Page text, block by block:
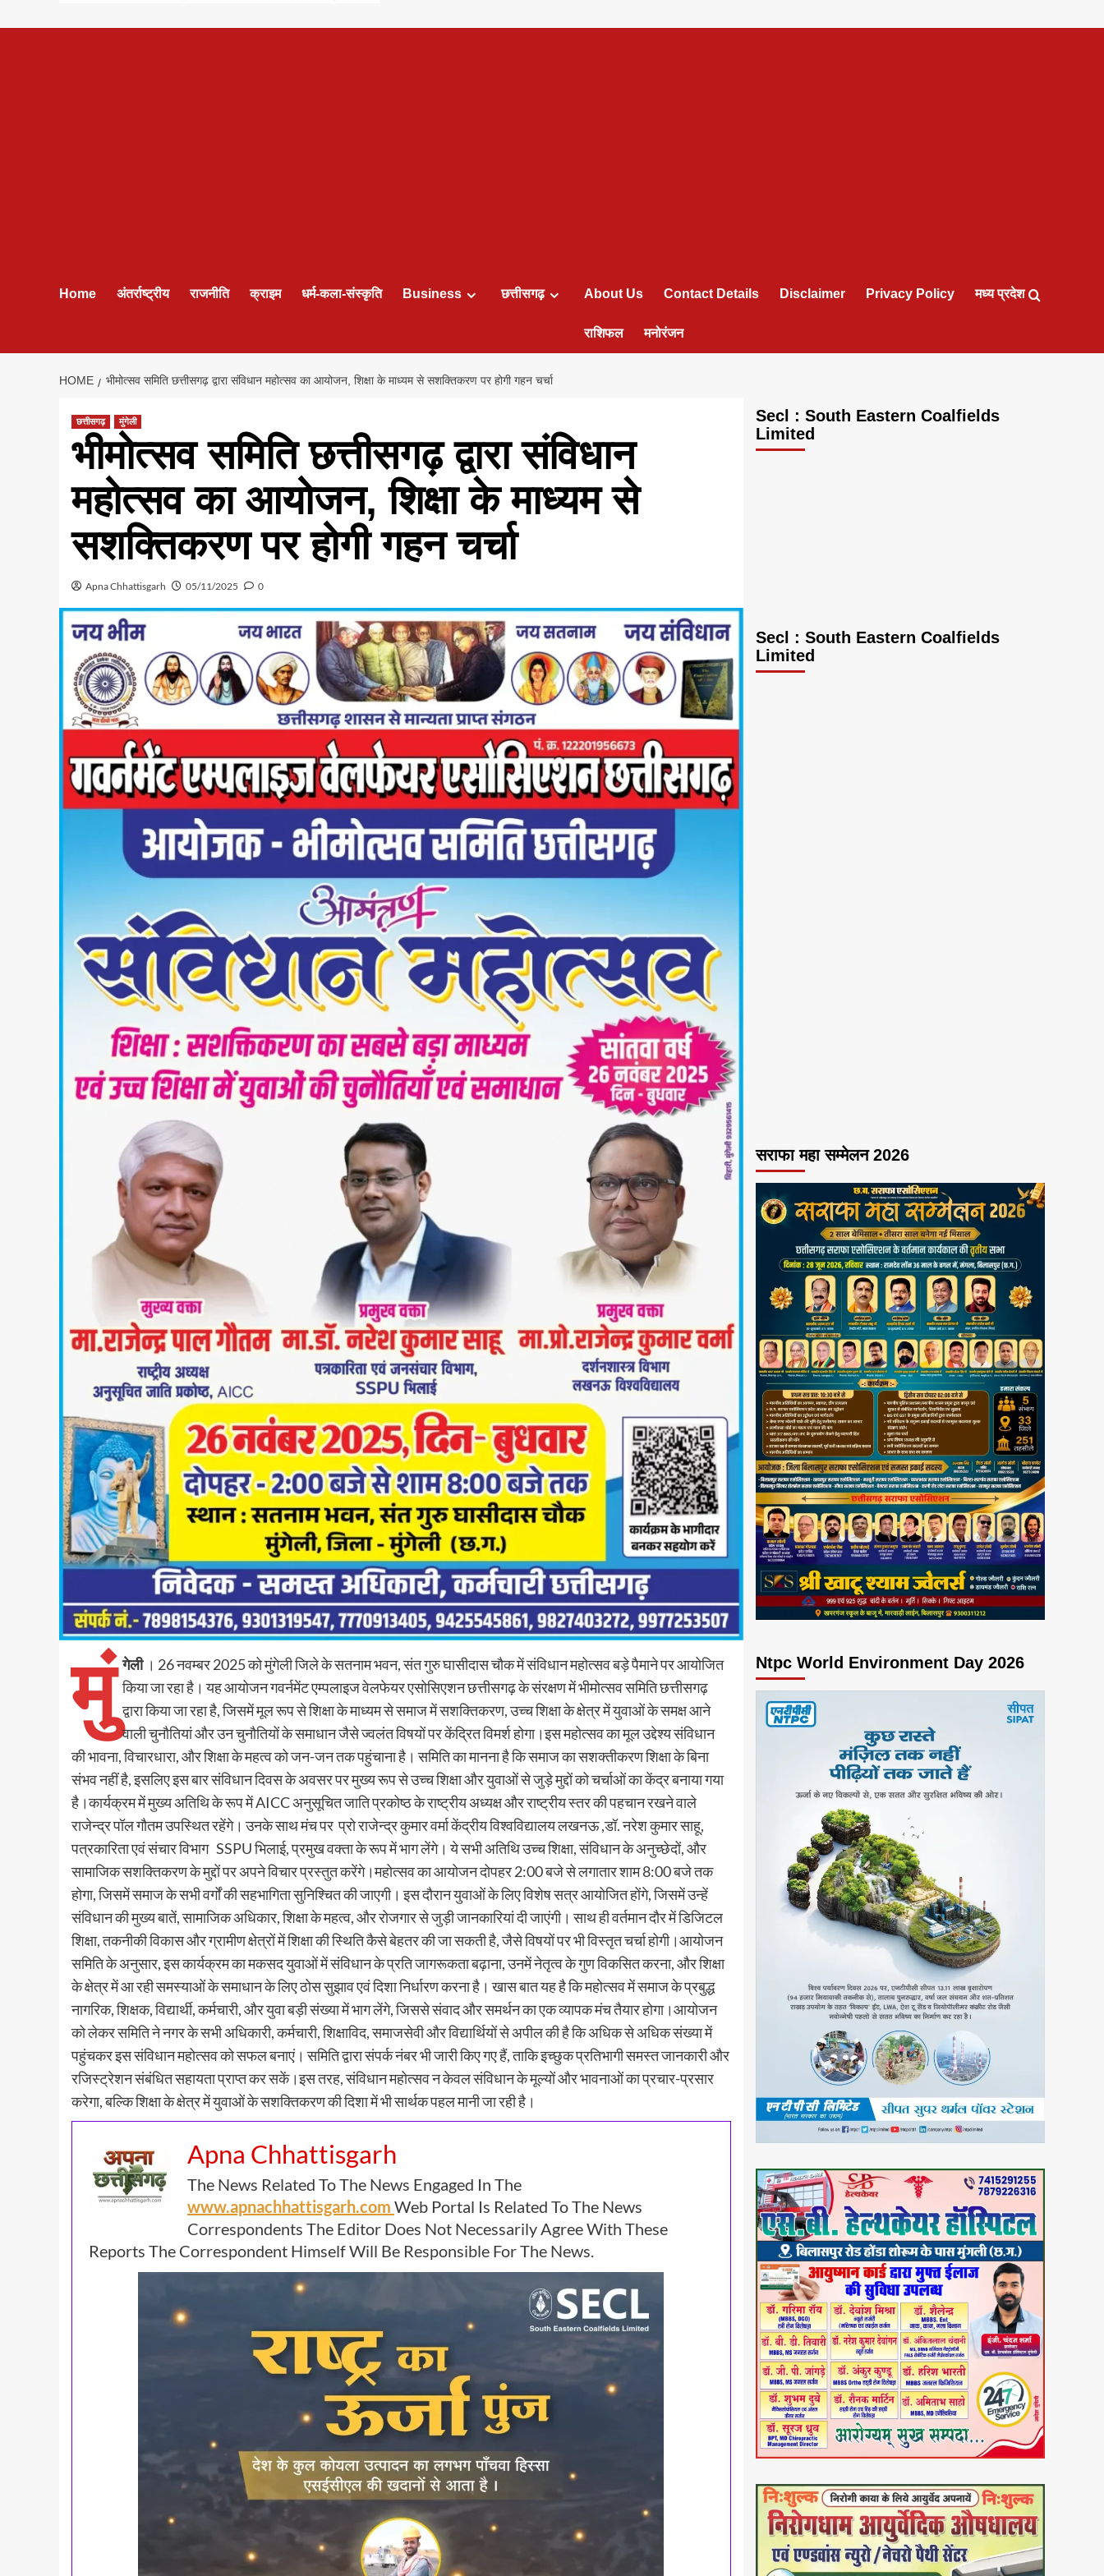
Home अंतर्राष्ट्रीय राजनीति क्राइम धर्म-कला-संस्कृति Business छत्तीसगढ़ About Us Contact Details Disclaimer Privacy Policy मध्य प्रदेश
राशिफल मनोरंजन
HOME भीमोत्सव समिति छत्तीसगढ़ द्वारा संविधान महोत्सव का आयोजन, शिक्षा के माध्यम से सशक्तिकरण पर होगी गहन चर्चा
छत्तीसगढ़ मुंगेली
भीमोत्सव समिति छत्तीसगढ़ द्वारा संविधान
महोत्सव का आयोजन, शिक्षा के माध्यम से
सशक्तिकरण पर होगी गहन चर्चा
Apna Chhattisgarh 05/11/2025 0
मुं गेली। 26 नवम्बर 2025 को मुंगेली जिले के सतनाम भवन, संत गुरु घासीदास चौक में संविधान महोत्सव बड़े पैमाने पर आयोजित
किया जा रहा है। यह आयोजन गवर्नमेंट एम्पलाइज वेलफेयर एसोसिएशन छत्तीसगढ़ के संरक्षण में भीमोत्सव समिति छत्तीसगढ़
द्वारा किया जा रहा है, जिसमें मूल रूप से शिक्षा के माध्यम से समाज में सशक्तिकरण, उच्च शिक्षा के क्षेत्र में युवाओं के समक्ष आने
वाली चुनौतियां और उन चुनौतियों के समाधान जैसे ज्वलंत विषयों पर केंद्रित विमर्श होगा।इस महोत्सव का मूल उद्देश्य संविधान
की भावना, विचारधारा, और शिक्षा के महत्व को जन-जन तक पहुंचाना है। समिति का मानना है कि समाज का सशक्तीकरण शिक्षा के बिना
संभव नहीं है, इसलिए इस बार संविधान दिवस के अवसर पर मुख्य रूप से उच्च शिक्षा और युवाओं से जुड़े मुद्दों को चर्चाओं का केंद्र बनाया गया
है।कार्यक्रम में मुख्य अतिथि के रूप में AICC अनुसूचित जाति प्रकोष्ठ के राष्ट्रीय अध्यक्ष और राष्ट्रीय स्तर की पहचान रखने वाले
राजेन्द्र पॉल गौतम उपस्थित रहेंगे। उनके साथ मंच पर प्रो राजेन्द्र कुमार वर्मा केंद्रीय विश्वविद्यालय लखनऊ ,डॉ. नरेश कुमार साहू,
पत्रकारिता एवं संचार विभाग SSPU भिलाई, प्रमुख वक्ता के रूप में भाग लेंगे। ये सभी अतिथि उच्च शिक्षा, संविधान के अनुच्छेदों, और
सामाजिक सशक्तिकरण के मुद्दों पर अपने विचार प्रस्तुत करेंगे।महोत्सव का आयोजन दोपहर 2:00 बजे से लगातार शाम 8:00 बजे तक
होगा, जिसमें समाज के सभी वर्गों की सहभागिता सुनिश्चित की जाएगी। इस दौरान युवाओं के लिए विशेष सत्र आयोजित होंगे, जिसमें उन्हें
संविधान की मुख्य बातें, सामाजिक अधिकार, शिक्षा के महत्व, और रोजगार से जुड़ी जानकारियां दी जाएंगी। साथ ही वर्तमान दौर में डिजिटल
शिक्षा, तकनीकी विकास और ग्रामीण क्षेत्रों में शिक्षा की स्थिति कैसे बेहतर की जा सकती है, जैसे विषयों पर भी विस्तृत चर्चा होगी।आयोजन
समिति के अनुसार, इस कार्यक्रम का मकसद युवाओं में संविधान के प्रति जागरूकता बढ़ाना, उनमें नेतृत्व के गुण विकसित करना, और शिक्षा
के क्षेत्र में आ रही समस्याओं के समाधान के लिए ठोस सुझाव एवं दिशा निर्धारण करना है। खास बात यह है कि महोत्सव में समाज के प्रबुद्ध
नागरिक, शिक्षक, विद्यार्थी, कर्मचारी, और युवा बड़ी संख्या में भाग लेंगे, जिससे संवाद और समर्थन का एक व्यापक मंच तैयार होगा।आयोजन
को लेकर समिति ने नगर के सभी अधिकारी, कर्मचारी, शिक्षाविद, समाजसेवी और विद्यार्थियों से अपील की है कि अधिक से अधिक संख्या में
पहुंचकर इस संविधान महोत्सव को सफल बनाएं। समिति द्वारा संपर्क नंबर भी जारी किए गए हैं, ताकि इच्छुक प्रतिभागी समस्त जानकारी और
रजिस्ट्रेशन संबंधित सहायता प्राप्त कर सकें।इस तरह, संविधान महोत्सव न केवल संविधान के मूल्यों और भावनाओं का प्रचार-प्रसार
करेगा, बल्कि शिक्षा के क्षेत्र में युवाओं के सशक्तिकरण की दिशा में भी सार्थक पहल मानी जा रही है।
Apna Chhattisgarh
The News Related To The News Engaged In The
www.apnachhattisgarh.com Web Portal Is Related To The News
Correspondents The Editor Does Not Necessarily Agree With These
Reports The Correspondent Himself Will Be Responsible For The News.
Secl : South Eastern Coalfields
Limited
Secl : South Eastern Coalfields
Limited
सराफा महा सम्मेलन 2026
Ntpc World Environment Day 2026